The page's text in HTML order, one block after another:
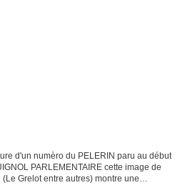
d'un numèro du PELERIN paru au début
PARLEMENTAIRE cette image de
Grelot entre autres) montre une